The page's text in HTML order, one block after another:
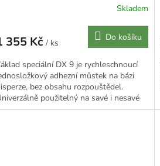
Skladem
355 Kč / ks
Do košíku
speciální DX 9 je rychleschnoucí
adhezní můstek na bázi
bez obsahu rozpouštědel.
použitelný na savé i nesavé
v interiéru i...